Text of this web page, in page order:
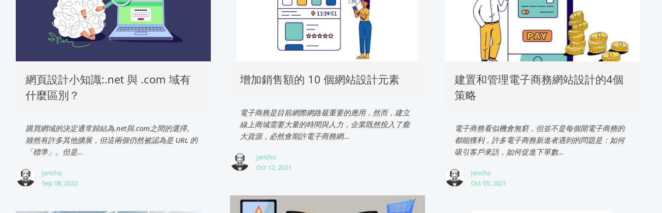
網頁設計小知識:.net 與 .com 域有
什麼區別？
購買網域的決定通常歸結為.net與.com之間的選擇。
雖然有許多其他擴展，但這兩個仍然被認為是 URL 的
「標準」。但是...
Jericho
Sep 08, 2022
增加銷售額的 10 個網站設計元素
電子商務是目前網際網路最重要的應用，然而，建立
線上商城需要大量的時間與人力，企業既然投入了龐
大資源，必然會期許電子商務網...
Jericho
Oct 12, 2021
建置和管理電子商務網站設計的4個
策略
電子商務看似機會無窮，但並不是每個開電子商務的
都能獲利，許多電子商務新進者遇到的問題是：如何
吸引客戶來訪，如何促進下單數...
Jericho
Oct 05, 2021